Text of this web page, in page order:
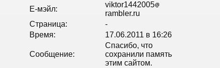
Е-мэйл:
viktor1442005
rambler.ru
Страница:
-
Время:
17.06.2011 в 16:26
Сообщение:
Спасибо, что
сохранили память
этим сайтом.